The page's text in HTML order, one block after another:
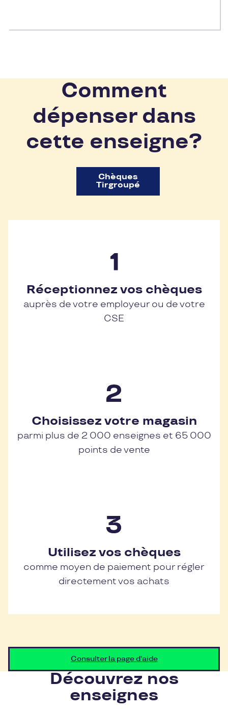
Comment
dépenser dans
cette enseigne?
Chèques
Tirgroupé
Réceptionnez vos chèques
auprès de votre employeur ou de votre
CSE
Choisissez votre magasin
parmi plus de 2 000 enseignes et 65 000
points de vente
Utilisez vos chèques
comme moyen de paiement pour régler
directement vos achats
Consulter la page d'aide
Découvrez nos
enseignes